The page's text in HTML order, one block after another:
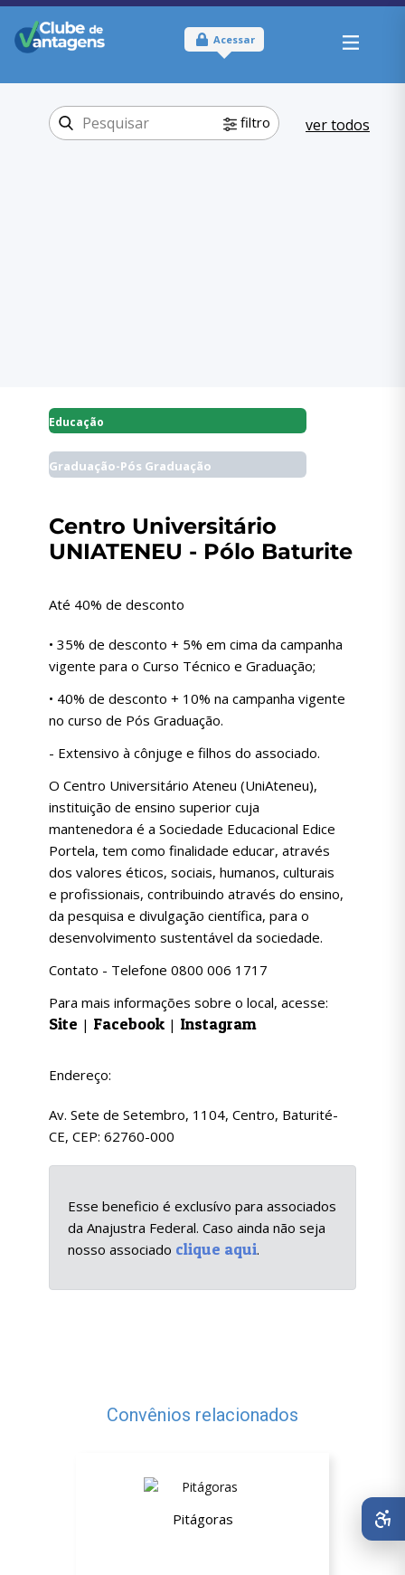
Acessar
filtro ver todos
Educação
Graduação-Pós Graduação
Centro Universitário
UNIATENEU - Pólo Baturite
Até 40% de desconto
• 35% de desconto + 5% em cima da campanha
vigente para o Curso Técnico e Graduação;
• 40% de desconto + 10% na campanha vigente
no curso de Pós Graduação.
- Extensivo à cônjuge e filhos do associado.
O Centro Universitário Ateneu (UniAteneu),
instituição de ensino superior cuja
mantenedora é a Sociedade Educacional Edice
Portela, tem como finalidade educar, através
dos valores éticos, sociais, humanos, culturais
e profissionais, contribuindo através do ensino,
da pesquisa e divulgação científica, para o
desenvolvimento sustentável da sociedade.
Contato - Telefone 0800 006 1717
Para mais informações sobre o local, acesse:
Site | Facebook | Instagram
Endereço:
Av. Sete de Setembro, 1104, Centro, Baturité-
CE, CEP: 62760-000
Esse beneficio é exclusívo para associados
da Anajustra Federal. Caso ainda não seja
nosso associado clique aqui.
Convênios relacionados
Pitágoras